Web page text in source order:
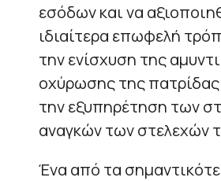
εσόδων και να
ιδιαίτερα επωφελή
την ενίσχυση της
οχύρωσης της
την εξυπηρέτηση των
αναγκών των στελεχών
Ένα από τα